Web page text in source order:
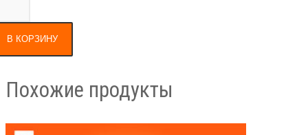
В КОРЗИНУ
Похожие продукты